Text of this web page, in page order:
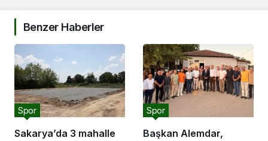
Benzer Haberler
Sakarya’da 3 mahalle
Spor
Başkan Alemdar,
Spor